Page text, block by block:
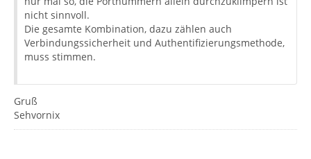
nicht sinnvoll.
Die gesamte Kombination, dazu zählen auch
Verbindungssicherheit und Authentifizierungsmethode,
muss stimmen.
Gruß
Sehvornix